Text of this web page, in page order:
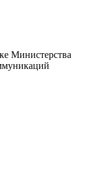
Министерства